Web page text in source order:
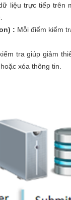
liệu trực tiếp trên
: Mỗi điểm kiểm
tra giúp giảm
xóa thông tin.